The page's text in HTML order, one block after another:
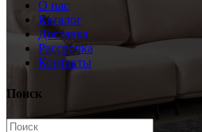
О нас
Каталог
Доставка
Рассрочка
Контакты
Поиск